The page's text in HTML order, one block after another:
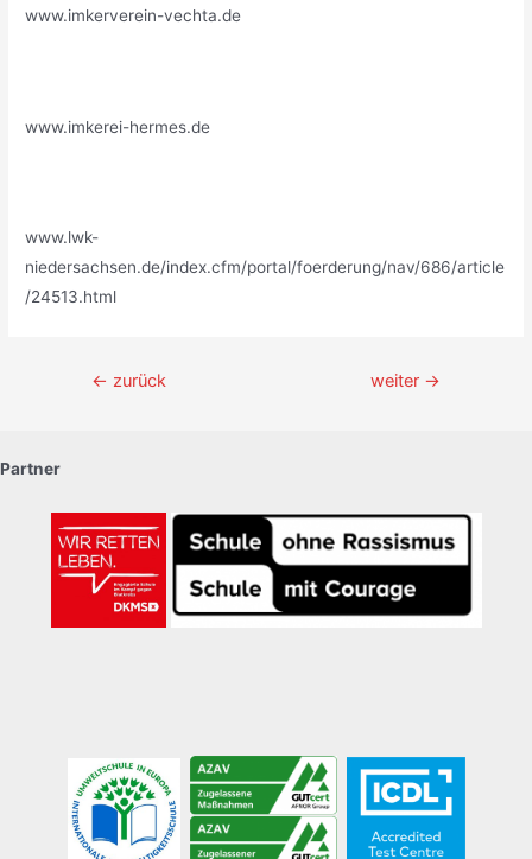
www.imkerverein-vechta.de
www.imkerei-hermes.de
www.lwk-
niedersachsen.de/index.cfm/portal/foerderung/nav/686/article
/24513.html
Beitragsnavigation
← zurück weiter →
Partner